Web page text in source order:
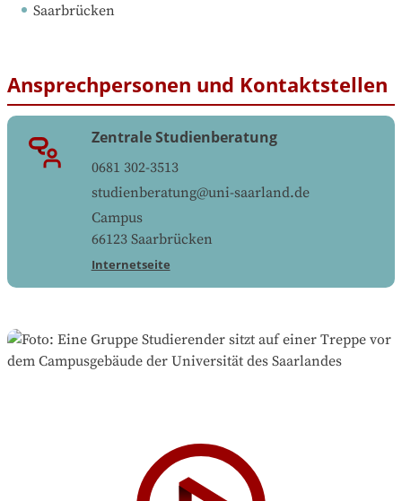
Saarbrücken
Ansprechpersonen und Kontaktstellen
Zentrale Studienberatung
0681 302-3513
studienberatung@uni-saarland.de
Campus
66123 Saarbrücken
Internetseite